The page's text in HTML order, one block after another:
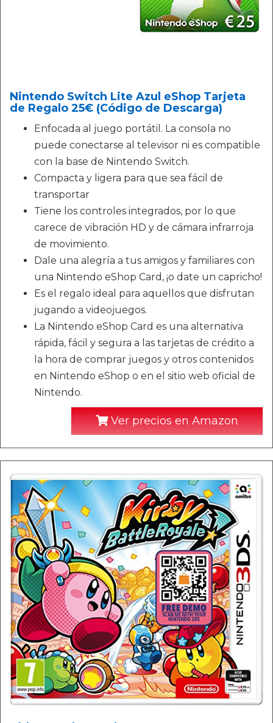
Nintendo Switch Lite Azul eShop Tarjeta
de Regalo 25€ (Código de Descarga)
Enfocada al juego portátil. La consola no
puede conectarse al televisor ni es compatible
con la base de Nintendo Switch.
Compacta y ligera para que sea fácil de
transportar
Tiene los controles integrados, por lo que
carece de vibración HD y de cámara infrarroja
de movimiento.
Dale una alegría a tus amigos y familiares con
una Nintendo eShop Card, ¡o date un capricho!
Es el regalo ideal para aquellos que disfrutan
jugando a videojuegos.
La Nintendo eShop Card es una alternativa
rápida, fácil y segura a las tarjetas de crédito a
la hora de comprar juegos y otros contenidos
en Nintendo eShop o en el sitio web oficial de
Nintendo.
Ver precios en Amazon